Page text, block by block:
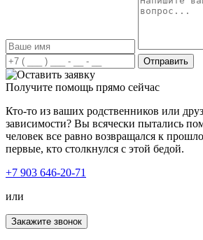
Отправить
Получите помощь прямо сейчас
Кто-то из ваших родственников или
зависимости? Вы всячески пытались
человек все равно возвращался к
первые, кто столкнулся с этой бедой.
+7 903 646-20-71
или
Закажите звонок